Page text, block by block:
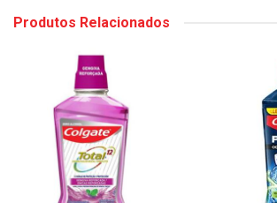
Produtos Relacionados